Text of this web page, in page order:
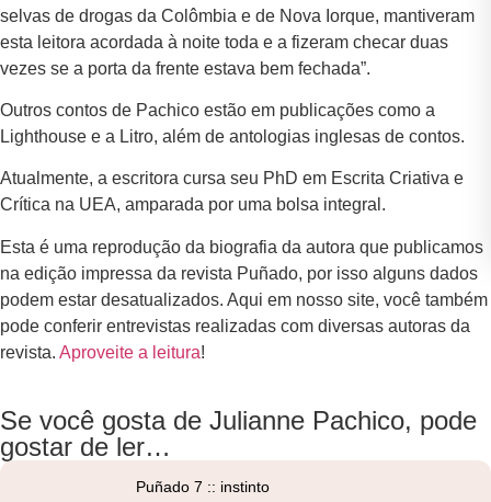
selvas de drogas da Colômbia e de Nova Iorque, mantiveram
esta leitora acordada à noite toda e a fizeram checar duas
vezes se a porta da frente estava bem fechada”.
Outros contos de Pachico estão em publicações como a
Lighthouse e a Litro, além de antologias inglesas de contos.
Atualmente, a escritora cursa seu PhD em Escrita Criativa e
Crítica na UEA, amparada por uma bolsa integral.
Esta é uma reprodução da biografia da autora que publicamos
na edição impressa da revista Puñado, por isso alguns dados
podem estar desatualizados. Aqui em nosso site, você também
pode conferir entrevistas realizadas com diversas autoras da
revista. Aproveite a leitura!
Se você gosta de Julianne Pachico, pode
gostar de ler…
Puñado 7 :: instinto